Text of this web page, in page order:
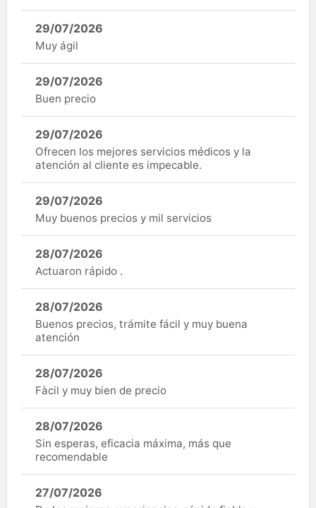
29/07/2026
Muy ágil
29/07/2026
Buen precio
29/07/2026
Ofrecen los mejores servicios médicos y la
atención al cliente es impecable.
29/07/2026
Muy buenos precios y mil servicios
28/07/2026
Actuaron rápido .
28/07/2026
Buenos precios, trámite fácil y muy buena
atención
28/07/2026
Fàcil y muy bien de precio
28/07/2026
Sin esperas, eficacia máxima, más que
recomendable
27/07/2026